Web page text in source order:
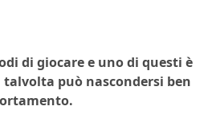
di giocare e uno di questi è
può nascondersi ben